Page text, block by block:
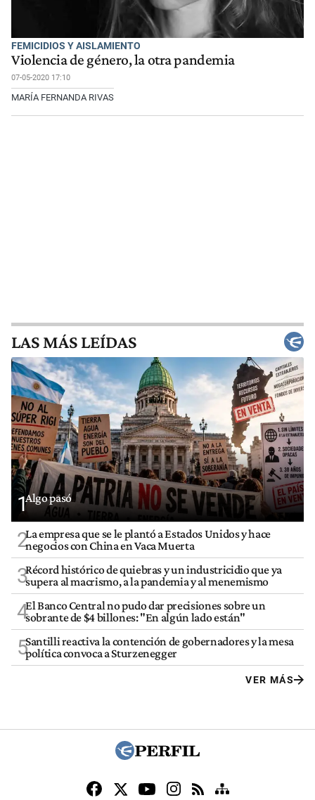
FEMICIDIOS Y AISLAMIENTO
Violencia de género, la otra pandemia
07-05-2020 17:10
MARÍA FERNANDA RIVAS
LAS MÁS LEÍDAS
1Algo pasó
2La empresa que se le plantó a Estados Unidos y hace
negocios con China en Vaca Muerta
3Récord histórico de quiebras y un industricidio que ya
supera al macrismo, a la pandemia y al menemismo
4El Banco Central no pudo dar precisiones sobre un
sobrante de $4 billones: "En algún lado están"
5Santilli reactiva la contención de gobernadores y la mesa
política convoca a Sturzenegger
VER MÁS